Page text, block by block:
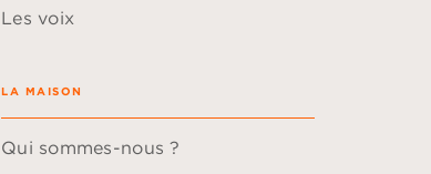
Les voix
LA MAISON
Qui sommes-nous ?